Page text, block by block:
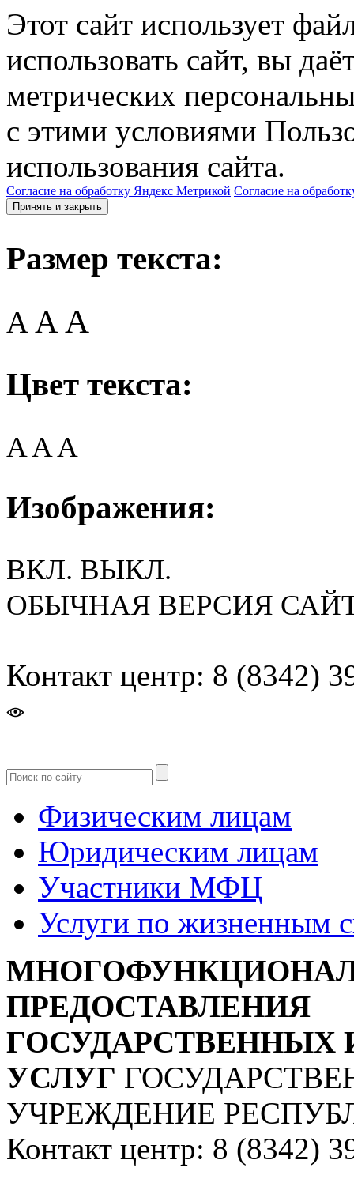
Этот сайт использует
использовать сайт, вы
метрических
с этими условиями
использования сайта.
Согласие на обработку Яндекс Метрикой Согласие на
Принять и закрыть
Размер текста:
A AA
Цвет текста:
AAA
Изображения:
ВКЛ. ВЫКЛ.
ОБЫЧНАЯ ВЕРСИЯ
Контакт центр: 8 (8342)
Физическим лицам
Юридическим лицам
Участники МФЦ
Услуги по жизненным
ПРЕДОСТАВЛЕНИЯ
УСЛУГ
УЧРЕЖДЕНИЕ
Контакт центр: 8 (8342)